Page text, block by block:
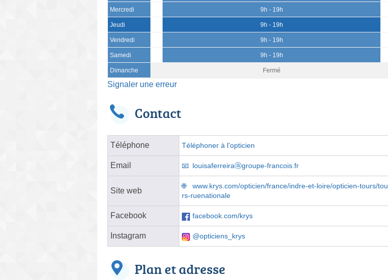
Mercredi 9h - 19h
Jeudi 9h - 19h
Vendredi 9h - 19h
Samedi 9h - 19h
Dimanche Fermé
Signaler une erreur
Contact
Téléphone Téléphoner à l'opticien
Email louisaferreiraⓐgroupe-francois.fr
Site web
www.krys.com/opticien/france/indre-et-loire/opticien-tours/tou
rs-ruenationale
Facebook facebook.com/krys
Instagram @opticiens_krys
Plan et adresse